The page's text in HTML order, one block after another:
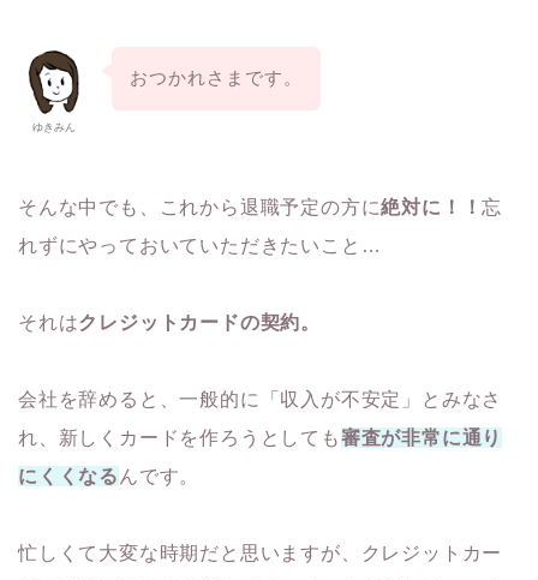
ゆきみん
おつかれさまです。
そんな中でも、これから退職予定の方に絶対に！！忘
れずにやっておいていただきたいこと…
それはクレジットカードの契約。
会社を辞めると、一般的に「収入が不安定」とみなさ
れ、新しくカードを作ろうとしても審査が非常に通り
にくくなる んです。
忙しくて大変な時期だと思いますが、クレジットカー